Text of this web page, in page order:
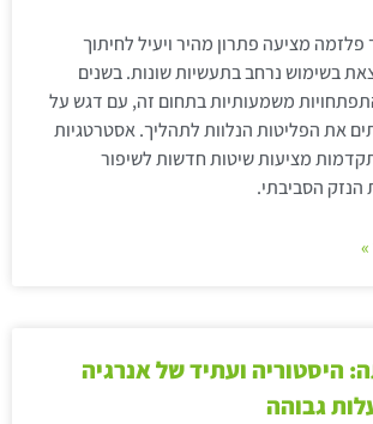
פלזמה מציעה פתרון מהיר ויעיל לחיתוך
בשימוש נרחב בתעשיות שונות. בשנים
משמעותיות בתחום זה, עם דגש על
את הפליטות הנלוות לתהליך. אסטרטגיות
מציעות שיטות חדשות לשיפור
הנזק הסביבתי.
היסטוריה ועתיד של אנרגיה
גבוהה